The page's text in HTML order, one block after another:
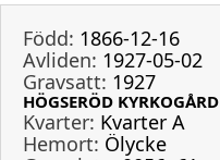
Född: 1866-12-16
Avliden: 1927-05-02
Gravsatt: 1927
HÖGSERÖD KYRKOGÅRD
Kvarter: Kvarter A
Hemort: Ölycke